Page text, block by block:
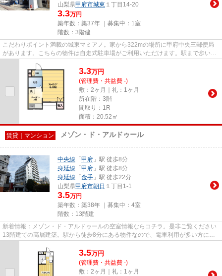
山梨県甲府市城東 １丁目14-20
3.3万円
築年数：築37年 ｜募集中： 1室
階数：3階建
こだわりポイント満載の城東マミアノ。家から322mの場所に甲府中央三郵便局
があります。こちらの物件は自走式駐車場がご利用いただけます。駅まで歩いて
アクセスできる、徒歩3分の距離...
3.3万円
(管理費・共益費 -)
敷：2ヶ月｜礼：1ヶ月
所在階：3階
間取り：1R
面積：20.52㎡
賃貸｜マンション メゾン・ド・アルドゥール
中央線 「 甲府 」駅 徒歩8分
身延線 「 甲府 」駅 徒歩8分
身延線 「 金手 」駅 徒歩22分
山梨県甲府市朝日 １丁目1-1
3.5万円
築年数：築38年 ｜募集中： 4室
階数：13階建
新着情報：メゾン・ド・アルドゥールの空室情報ならコチラ。是非ご覧ください
13階建ての高層建築。駅から徒歩8分にある物件なので、電車利用が多い方にオ
3.5万円
(管理費・共益費 -)
敷：2ヶ月｜礼：1ヶ月